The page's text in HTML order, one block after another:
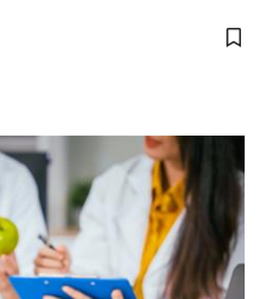
儲